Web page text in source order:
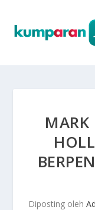
MARK
Diposting oleh